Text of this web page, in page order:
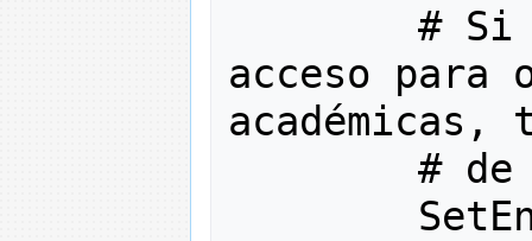
# Si
acceso para
#
SetEnv